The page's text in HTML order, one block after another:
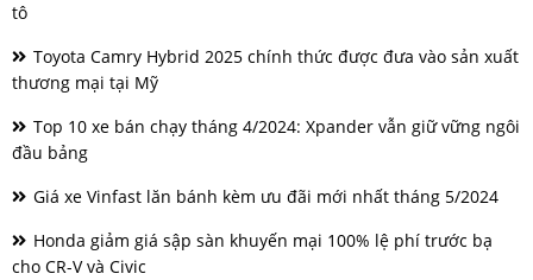
tô
Toyota Camry Hybrid 2025 chính thức được đưa vào sản xuất
thương mại tại Mỹ
Top 10 xe bán chạy tháng 4/2024: Xpander vẫn giữ vững ngôi
đầu bảng
Giá xe Vinfast lăn bánh kèm ưu đãi mới nhất tháng 5/2024
Honda giảm giá sập sàn khuyến mại 100% lệ phí trước bạ
cho CR-V và Civic